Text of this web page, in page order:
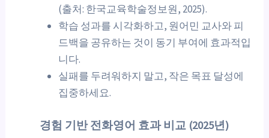
(출처: 한국교육학술정보원, 2025).
학습 성과를 시각화하고, 원어민 교사와 피
드백을 공유하는 것이 동기 부여에 효과적입
니다.
실패를 두려워하지 말고, 작은 목표 달성에
집중하세요.
경험 기반 전화영어 효과 비교 (2025년)